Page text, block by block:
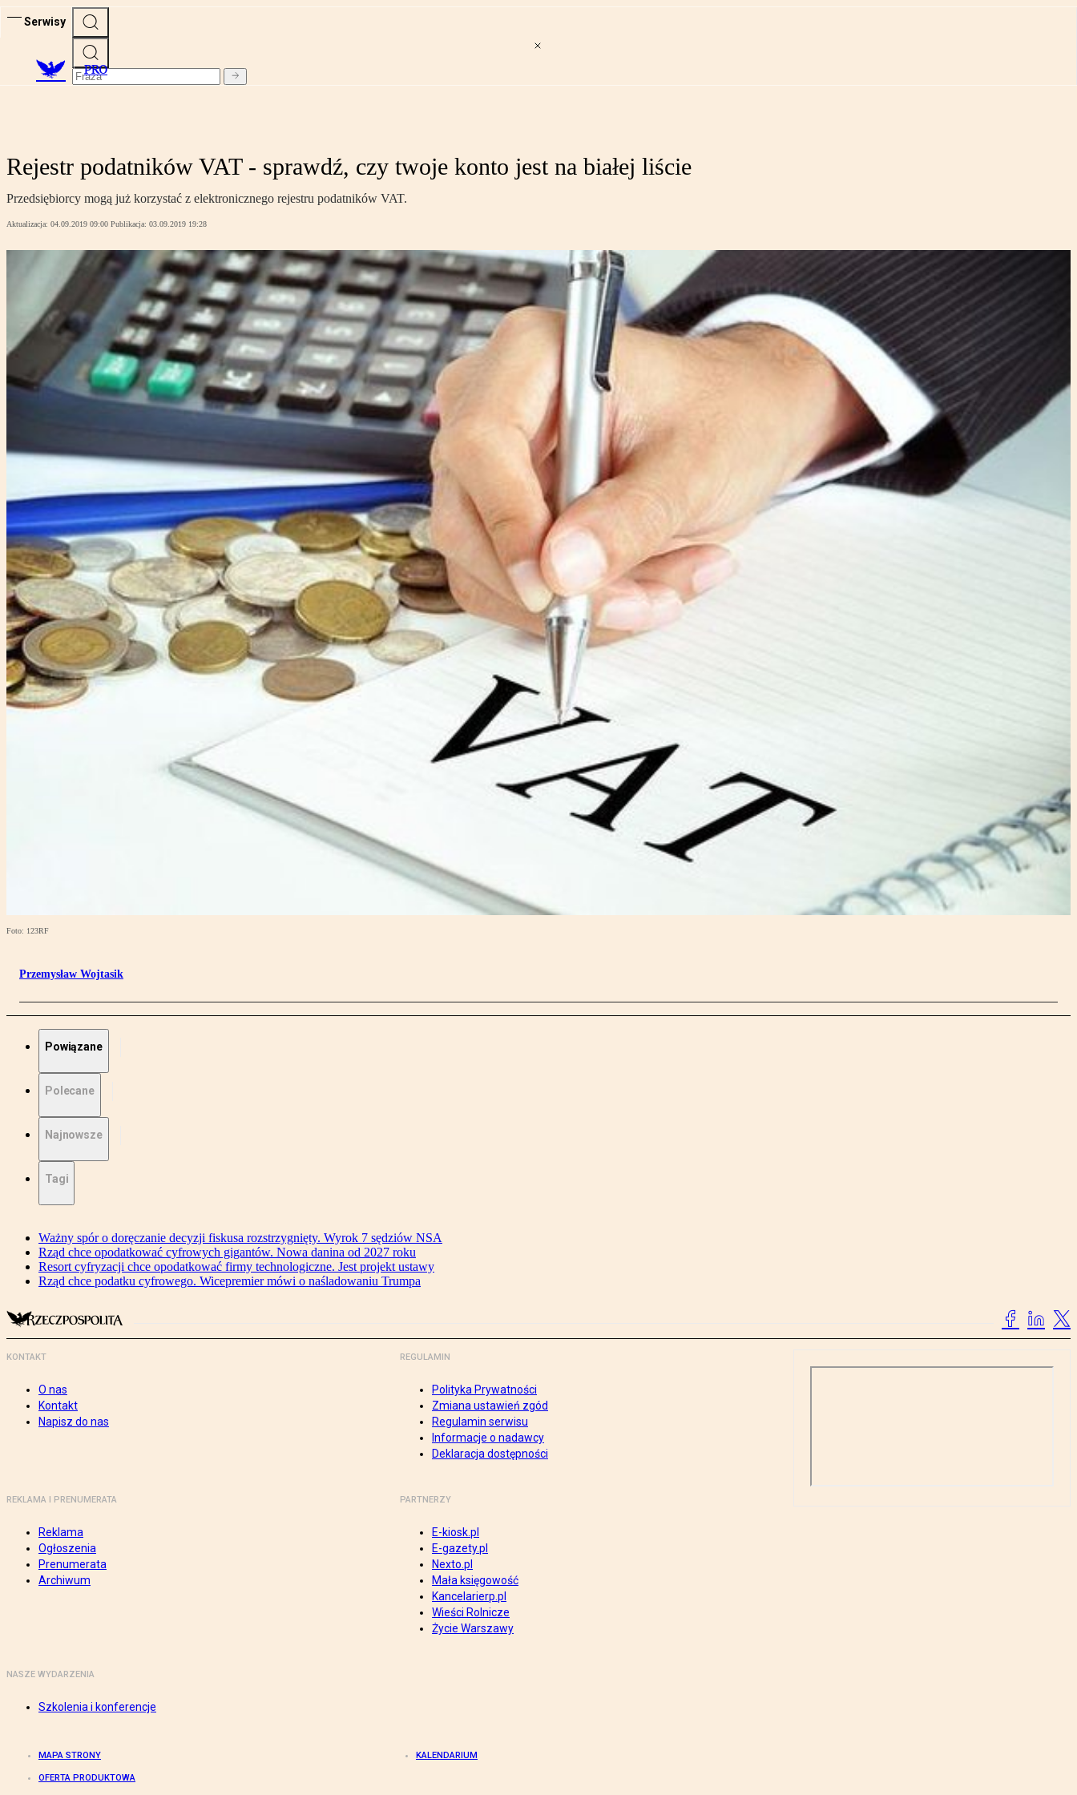
Serwisy
PRO
Rejestr podatników VAT - sprawdź, czy twoje konto jest na białej liście
Przedsiębiorcy mogą już korzystać z elektronicznego rejestru podatników VAT.
Aktualizacja: 04.09.2019 09:00 Publikacja: 03.09.2019 19:28
Foto: 123RF
Przemysław Wojtasik
Powiązane
Polecane
Najnowsze
Tagi
Ważny spór o doręczanie decyzji fiskusa rozstrzygnięty. Wyrok 7 sędziów NSA
Rząd chce opodatkować cyfrowych gigantów. Nowa danina od 2027 roku
Resort cyfryzacji chce opodatkować firmy technologiczne. Jest projekt ustawy
Rząd chce podatku cyfrowego. Wicepremier mówi o naśladowaniu Trumpa
KONTAKT
O nas
Kontakt
Napisz do nas
REGULAMIN
Polityka Prywatności
Zmiana ustawień zgód
Regulamin serwisu
Informacje o nadawcy
Deklaracja dostępności
REKLAMA I PRENUMERATA
Reklama
Ogłoszenia
Prenumerata
Archiwum
PARTNERZY
E-kiosk.pl
E-gazety.pl
Nexto.pl
Mała księgowość
Kancelarierp.pl
Wieści Rolnicze
Życie Warszawy
NASZE WYDARZENIA
Szkolenia i konferencje
MAPA STRONY KALENDARIUM
OFERTA PRODUKTOWA